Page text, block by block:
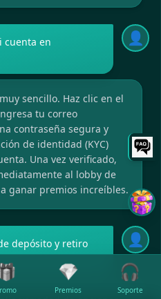
cuenta en
👤
sencillo. Haz clic en el
tu correo
contraseña segura y
de identidad (KYC)
Una vez verificado,
al lobby de
ganar premios increíbles.
depósito y retiro
👤
💎
Premios
🎧
Soporte